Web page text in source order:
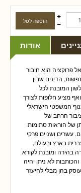
אודות
פרוקציה הוא חיבור
הדינים שבין
המובנת לכל
מציע חלופות לצורך
המשפטי הישראלי
הרחב של
של הוראות סתומות
עשרים ושניים פרקי
בארץ ובעולם,
בהירה ומובנת לקורא
לא ניתן יהיה
בהן מבלי להיעזר